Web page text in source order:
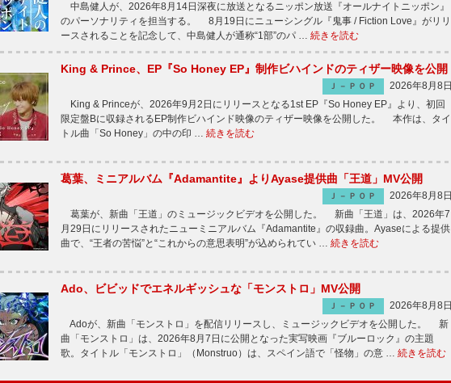
中島健人が、2026年8月14日深夜に放送となるニッポン放送『オールナイトニッポン』
のパーソナリティを担当する。 8月19日にニューシングル『鬼事 / Fiction Love』がリリ
ースされることを記念して、中島健人が通称“1部”のパ … 続きを読む
King & Prince、EP『So Honey EP』制作ビハインドのティザー映像を公開
Ｊ－ＰＯＰ
2026年8月8日
King & Princeが、2026年9月2日にリリースとなる1st EP『So Honey EP』より、初回
限定盤Bに収録されるEP制作ビハインド映像のティザー映像を公開した。 本作は、タイ
トル曲「So Honey」の中の印 … 続きを読む
葛葉、ミニアルバム『Adamantite』よりAyase提供曲「王道」MV公開
Ｊ－ＰＯＰ
2026年8月8日
葛葉が、新曲「王道」のミュージックビデオを公開した。 新曲「王道」は、2026年7
月29日にリリースされたニューミニアルバム『Adamantite』の収録曲。Ayaseによる提供
曲で、“王者の苦悩”と“これからの意思表明”が込められてい … 続きを読む
Ado、ビビッドでエネルギッシュな「モンストロ」MV公開
Ｊ－ＰＯＰ
2026年8月8日
Adoが、新曲「モンストロ」を配信リリースし、ミュージックビデオを公開した。 新
曲「モンストロ」は、2026年8月7日に公開となった実写映画『ブルーロック』の主題
歌。タイトル「モンストロ」（Monstruo）は、スペイン語で「怪物」の意 … 続きを読む